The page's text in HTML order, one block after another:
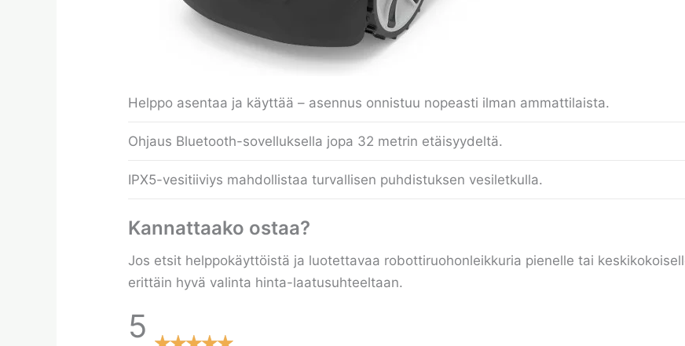
Helppo asentaa ja käyttää – asennus onnistuu nopeasti ilman ammattilaista.
Ohjaus Bluetooth-sovelluksella jopa 32 metrin etäisyydeltä.
IPX5-vesitiiviys mahdollistaa turvallisen puhdistuksen vesiletkulla.
Kannattaako ostaa?
Jos etsit helppokäyttöistä ja luotettavaa robottiruohonleikkuria pienelle tai
erittäin hyvä valinta hinta-laatusuhteeltaan.
5